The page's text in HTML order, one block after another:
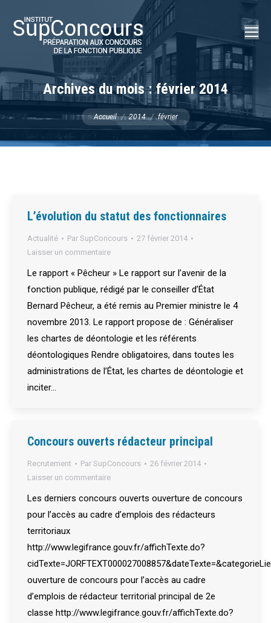
:
Archives du mois :février 2014
Vous êtes ici :
Accueil 2014 février
L’évolution du statut des fonctionnaires
Actualité Par SupConcours
27 février 2014
Laisser un commentaire
Le rapport « Pêcheur » Le rapport sur l’avenir de la
fonction publique, rédigé par le conseiller d’État
Bernard Pêcheur, a été remis au Premier ministre le 4
novembre 2013. Le rapport propose de : Généraliser
les chartes de déontologie et les référents
déontologiques Rendre obligatoires, dans toutes les
administrations de l’État, les chartes de déontologie et
inciter…
Concours ouverts rédacteur principal
Recrutement Par SupConcours
26 février 2014
Laisser un commentaire
Les derniers concours ouverts ouverture de concours
pour l’accès au cadre d’emplois des rédacteurs
territoriaux
http://www.legifrance.gouv.fr/affichTexte.do?
ouverture de concours pour l’accès au cadre
d’emplois de rédacteur territorial principal de 2e
classe http://www.legifrance.gouv.fr/affichTexte.do?